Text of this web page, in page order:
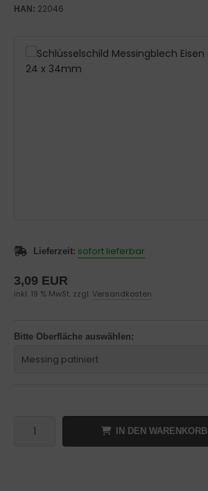
HAN: 22046
Lieferzeit: sofort lieferbar
3,09 EUR
inkl. 19 % MwSt. zzgl.Versandkosten
Bitte Oberfläche auswählen:
Messing patiniert
IN DEN WARENKORB
- Schleifmittel